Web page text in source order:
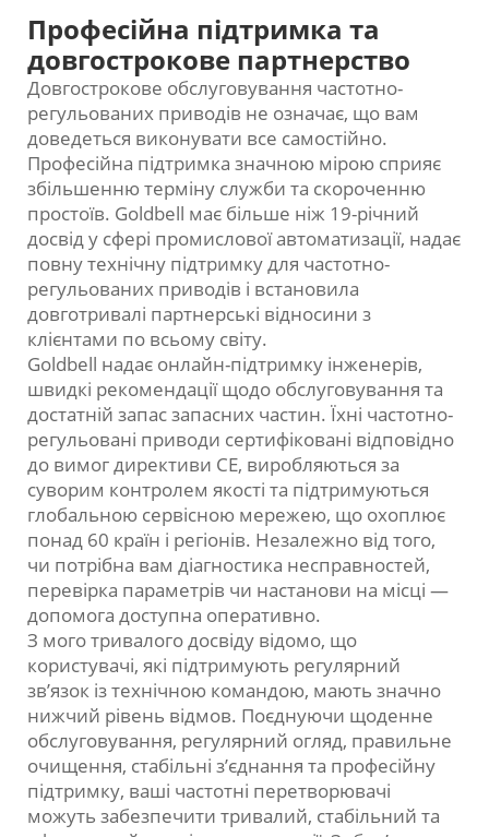
Професійна підтримка та
довгострокове партнерство
Довгострокове обслуговування частотно-
регульованих приводів не означає, що вам
доведеться виконувати все самостійно.
Професійна підтримка значною мірою сприяє
збільшенню терміну служби та скороченню
простоїв. Goldbell має більше ніж 19-річний
досвід у сфері промислової автоматизації, надає
повну технічну підтримку для частотно-
регульованих приводів і встановила
довготривалі партнерські відносини з
клієнтами по всьому світу.
Goldbell надає онлайн-підтримку інженерів,
швидкі рекомендації щодо обслуговування та
достатній запас запасних частин. Їхні частотно-
регульовані приводи сертифіковані відповідно
до вимог директиви CE, виробляються за
суворим контролем якості та підтримуються
глобальною сервісною мережею, що охоплює
понад 60 країн і регіонів. Незалежно від того,
чи потрібна вам діагностика несправностей,
перевірка параметрів чи настанови на місці —
допомога доступна оперативно.
З мого тривалого досвіду відомо, що
користувачі, які підтримують регулярний
зв’язок із технічною командою, мають значно
нижчий рівень відмов. Поєднуючи щоденне
обслуговування, регулярний огляд, правильне
очищення, стабільні з’єднання та професійну
підтримку, ваші частотні перетворювачі
можуть забезпечити тривалий, стабільний та